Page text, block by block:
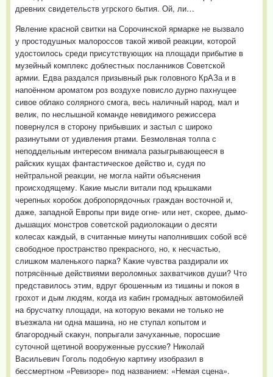
древних свидетельств угрского бытия. Ой, ли…
Явление красной свитки на Сорочинской ярмарке не вызвало
у простодушных малороссов такой живой реакции, которой
удостоилось среди присутствующих на площади прибытие в
музейный комплекс доблестных посланников Советской
армии. Едва раздался призывный рык головного КрАЗа и в
напоённом ароматом роз воздухе повисло дурно пахнущее
сивое облако солярного смога, весь наличный народ, мал и
велик, по неслышной команде невидимого режиссера
повернулся в сторону прибывших и застыл с широко
разинутыми от удивления ртами. Безмолвная толпа с
неподдельным интересом внимала разыгрывающееся в
райских кущах фантастическое действо и, судя по
нейтральной реакции, не могла найти объяснения
происходящему. Какие мысли витали под крышками
черепных коробок добропорядочных граждан восточной и,
даже, западной Европы при виде огне- или нет, скорее, дымо-
дышащих монстров советской радиолокации о десяти
колесах каждый, в считанные минуты наполнивших собой всё
свободное пространство прекрасного, но, к несчастью,
слишком маленького парка? Какие чувства раздирали их
потрясённые действиями вероломных захватчиков души? Что
представилось этим, вдруг брошенным из тишины и покоя в
грохот и дым людям, когда из кабин громадных автомобилей
на брусчатку площади, на которую веками не только не
въезжала ни одна машина, но не ступал копытом и
благородный скакун, попрыгали зачуханные, поросшие
суточной щетиной вооруженные русские? Николай
Васильевич Гоголь подобную картину изобразил в
бессмертном «Ревизоре» под названием: «Немая сцена».